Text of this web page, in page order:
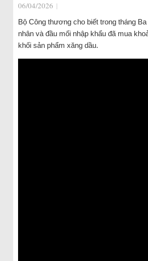
06/04/2026 |
Bộ Công thương cho biết trong tháng
nhân và đầu mối nhập khẩu đã mua
khối sản phẩm xăng dầu.